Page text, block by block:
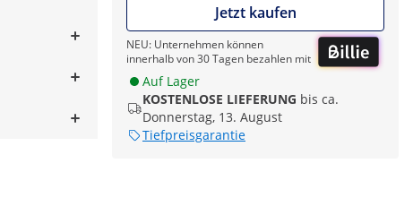
Jetzt kaufen
NEU: Unternehmen können
innerhalb von 30 Tagen bezahlen mit
Auf Lager
KOSTENLOSE LIEFERUNG bis ca.
Donnerstag, 13. August
Tiefpreisgarantie